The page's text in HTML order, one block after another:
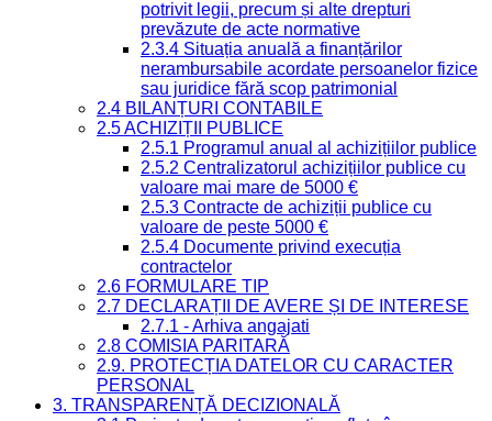
potrivit legii, precum și alte drepturi
prevăzute de acte normative
2.3.4 Situația anuală a finanțărilor
nerambursabile acordate persoanelor fizice
sau juridice fără scop patrimonial
2.4 BILANȚURI CONTABILE
2.5 ACHIZIȚII PUBLICE
2.5.1 Programul anual al achizițiilor publice
2.5.2 Centralizatorul achizițiilor publice cu
valoare mai mare de 5000 €
2.5.3 Contracte de achiziții publice cu
valoare de peste 5000 €
2.5.4 Documente privind execuția
contractelor
2.6 FORMULARE TIP
2.7 DECLARAȚII DE AVERE ȘI DE INTERESE
2.7.1 - Arhiva angajati
2.8 COMISIA PARITARĂ
2.9. PROTECȚIA DATELOR CU CARACTER
PERSONAL
3. TRANSPARENȚĂ DECIZIONALĂ